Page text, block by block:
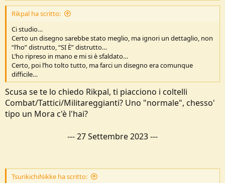
Rikpal ha scritto:
Ci studio…
Certo un disegno sarebbe stato meglio, ma ignori un dettaglio, non
“l’ho” distrutto, “SI È” distrutto…
L’ho ripreso in mano e mi si è sfaldato…
Certo, poi l’ho tolto tutto, ma farci un disegno era comunque
difficile…
Scusa se te lo chiedo Rikpal, ti piacciono i coltelli
Combat/Tattici/Militareggianti? Uno "normale", chesso'
tipo un Mora c'è l'hai?
---27 Settembre 2023---
TsurikichiNikke ha scritto: